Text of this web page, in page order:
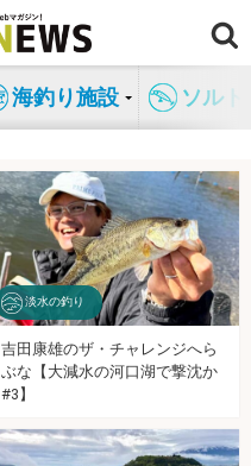
海釣り施設 ソル
淡水の釣り
吉田康雄のザ・チャレンジへら
ぶな【大減水の河口湖で撃沈か
#3】